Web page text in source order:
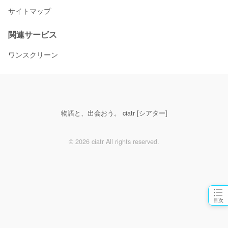
目次
サイトマップ
関連サービス
ワンスクリーン
物語と、出会おう。 ciatr [シアター]
© 2026 ciatr All rights reserved.